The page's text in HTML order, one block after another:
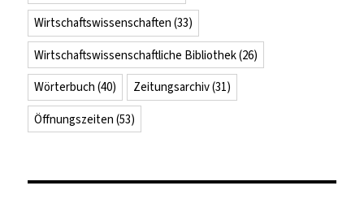
Wirtschaftswissenschaften (33)
Wirtschaftswissenschaftliche Bibliothek(26)
Wörterbuch (40) Zeitungsarchiv(31)
Öffnungszeiten (53)